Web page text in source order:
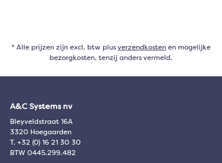
* Alle prijzen zijn excl. btw plus verzendkosten en mogelijke
bezorgkosten, tenzij anders vermeld.
A&C Systems nv
Bleyveldstraat 16A
3320 Hoegaarden
T. +32 (0) 16 21 30 30
BTW 0445.299.482